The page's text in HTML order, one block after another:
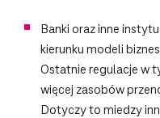
Banki oraz inne
kierunku modeli
Ostatnie regulacje w
więcej zasobów
Dotyczy to miedzy